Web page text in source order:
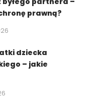
prawną?
dziecka
– jakie